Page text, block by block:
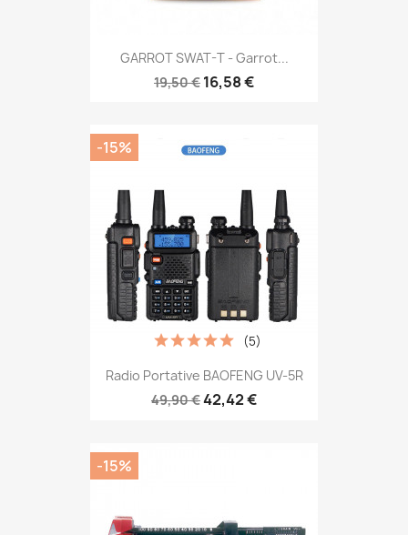
GARROT SWAT-T - Garrot...
19,50 € 16,58 €
Radio Portative BAOFENG UV-5R
49,90 €42,42 €
(5)
-15%
-15%